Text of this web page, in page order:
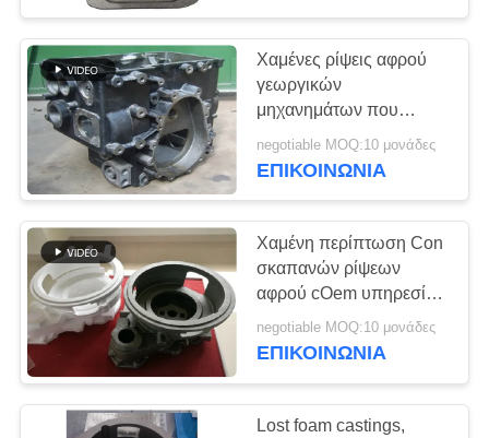
ΑΠΌΣΠΑΣΜΑ
SITEMAP
PRIVACY
POLICY
Χαμένες ρίψεις αφρού
γεωργικών
μηχανημάτων που
στεγάζουν με το μικρό
επίδομα κατεργασίας
negotiable MOQ:10 μονάδες
ΕΠΙΚΟΙΝΩΝΊΑ
Χαμένη περίπτωση Con
σκαπανών ρίψεων
αφρού cOem υπηρεσία
για τα μηχανήματα
κατασκευής
negotiable MOQ:10 μονάδες
ΕΠΙΚΟΙΝΩΝΊΑ
Lost foam castings,